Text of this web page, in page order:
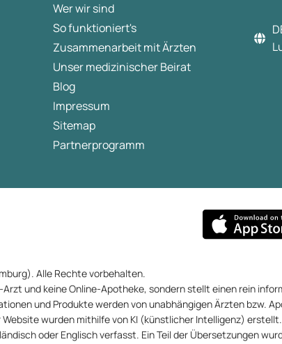
Wer wir sind
So funktioniert's
Zusammenarbeit mit Ärzten
Unser medizinischer Beirat
Blog
Impressum
Sitemap
Partnerprogramm
Alle Rechte vorbehalten.
und keine Online-Apotheke, sondern stellt einen rein
und Produkte werden von unabhängigen Ärzten bzw.
Website wurden mithilfe von KI (künstlicher Intelligenz)
oder Englisch verfasst. Ein Teil der Übersetzungen